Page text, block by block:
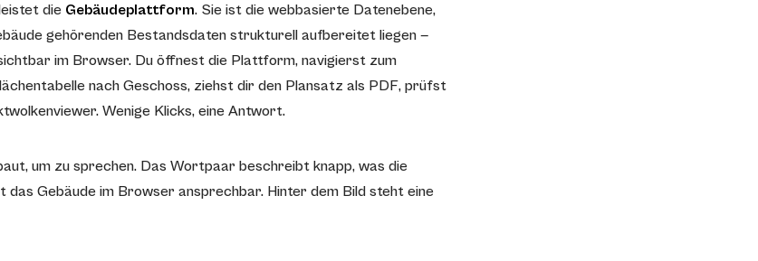
die Gebäudeplattform. Sie ist die webbasierte Datenebene,
gehörenden Bestandsdaten strukturell aufbereitet liegen —
im Browser. Du öffnest die Plattform, navigierst zum
nach Geschoss, ziehst dir den Plansatz als PDF, prüfst
Wenige Klicks, eine Antwort.
um zu sprechen. Das Wortpaar beschreibt knapp, was die
Gebäude im Browser ansprechbar. Hinter dem Bild steht eine